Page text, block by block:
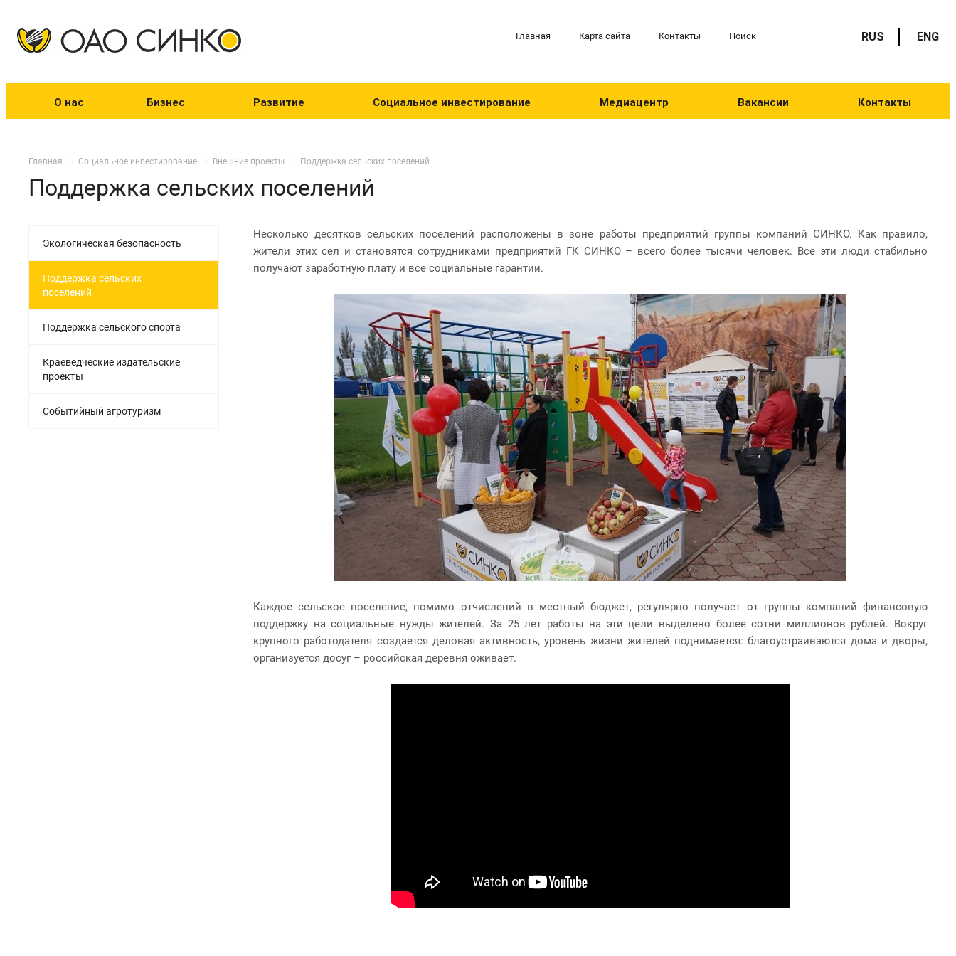
Главная Карта сайта Контакты Поиск RUS ENG
О нас Бизнес Развитие Социальное инвестирование Медиацентр Вакансии Контакты
Главная Социальное инвестирование Внешние проекты Поддержка сельских поселений
Поддержка сельских поселений
Несколько десятков сельских поселений расположены в зоне работы предприятий группы компаний СИНКО. Как правило,
жители этих сел и становятся сотрудниками предприятий ГК СИНКО – всего более тысячи человек. Все эти люди стабильно
получают заработную плату и все социальные гарантии.
Каждое сельское поселение, помимо отчислений в местный бюджет, регулярно получает от группы компаний финансовую
поддержку на социальные нужды жителей. За 25 лет работы на эти цели выделено более сотни миллионов рублей. Вокруг
крупного работодателя создается деловая активность, уровень жизни жителей поднимается: благоустраиваются дома и дворы,
организуется досуг – российская деревня оживает.
Экологическая безопасность
Поддержка сельских
поселений
Поддержка сельского спорта
Краеведческие издательские
проекты
Событийный агротуризм